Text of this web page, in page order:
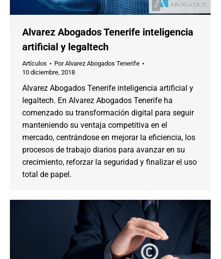
Alvarez Abogados Tenerife inteligencia
artificial y legaltech
Artículos PorAlvarez Abogados Tenerife
10 diciembre, 2018
Alvarez Abogados Tenerife inteligencia artificial y
legaltech. En Alvarez Abogados Tenerife ha
comenzado su transformación digital para seguir
manteniendo su ventaja competitiva en el
mercado, centrándose en mejorar la eficiencia, los
procesos de trabajo diarios para avanzar en su
crecimiento, reforzar la seguridad y finalizar el uso
total de papel.